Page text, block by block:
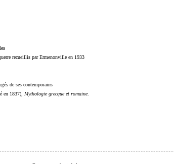
recueillis par Ermenonville en 1933
de ses contemporains
en 1837), Mythologie grecque et romaine.